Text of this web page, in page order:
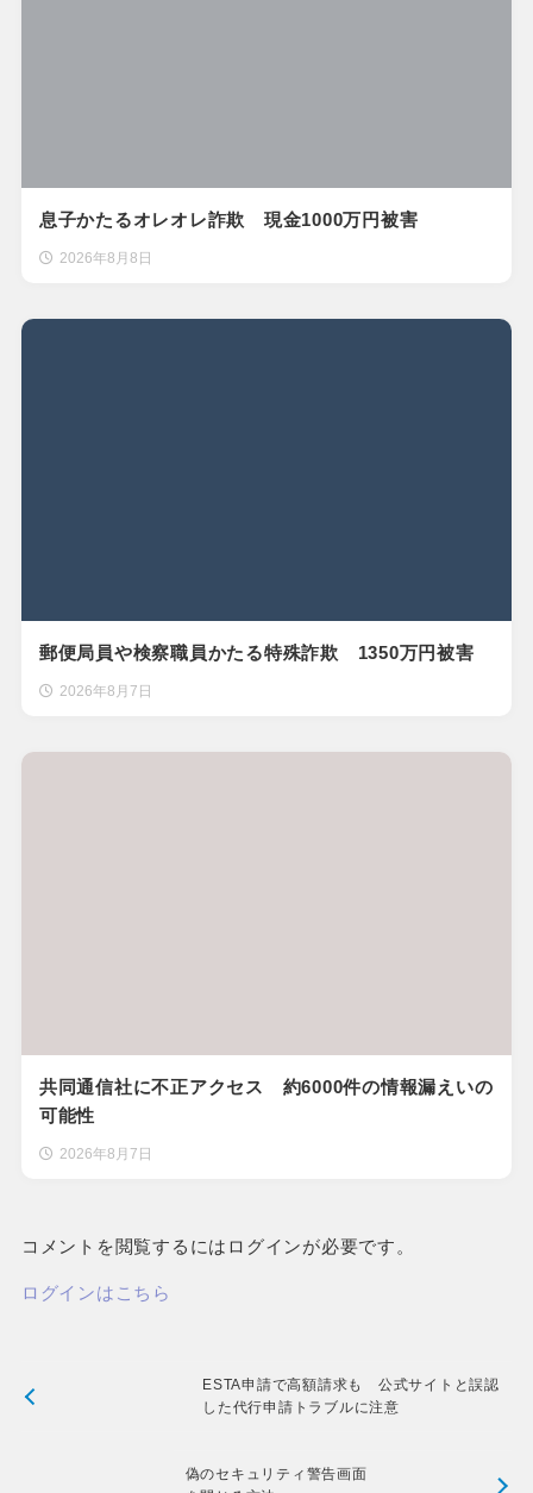
息子かたるオレオレ詐欺 現金1000万円被害
2026年8月8日
郵便局員や検察職員かたる特殊詐欺 1350万円被害
2026年8月7日
共同通信社に不正アクセス 約6000件の情報漏えいの
可能性
2026年8月7日
コメントを閲覧するにはログインが必要です。
ログインはこちら
ESTA申請で高額請求も 公式サイトと誤認
した代行申請トラブルに注意
偽のセキュリティ警告画面